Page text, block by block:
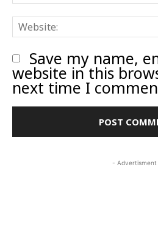
Save my name,
website in this
next time I
- Advertisment